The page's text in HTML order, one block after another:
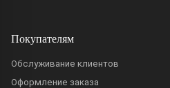
Покупателям
Обслуживание клиентов
Оформление заказа